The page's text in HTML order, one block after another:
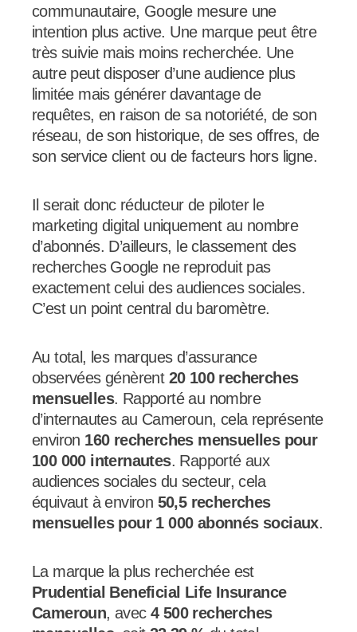
communautaire, Google mesure une
intention plus active. Une marque peut être
très suivie mais moins recherchée. Une
autre peut disposer d’une audience plus
limitée mais générer davantage de
requêtes, en raison de sa notoriété, de son
réseau, de son historique, de ses offres, de
son service client ou de facteurs hors ligne.
Il serait donc réducteur de piloter le
marketing digital uniquement au nombre
d’abonnés. D’ailleurs, le classement des
recherches Google ne reproduit pas
exactement celui des audiences sociales.
C’est un point central du baromètre.
Au total, les marques d’assurance
observées génèrent 20 100 recherches
mensuelles. Rapporté au nombre
d’internautes au Cameroun, cela représente
environ 160 recherches mensuelles pour
100 000 internautes. Rapporté aux
audiences sociales du secteur, cela
équivaut à environ 50,5 recherches
mensuelles pour 1 000 abonnés sociaux.
La marque la plus recherchée est
Prudential Beneficial Life Insurance
Cameroun, avec4 500 recherches